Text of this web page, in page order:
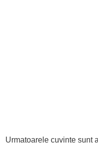
Urmatoarele cuvinte sunt